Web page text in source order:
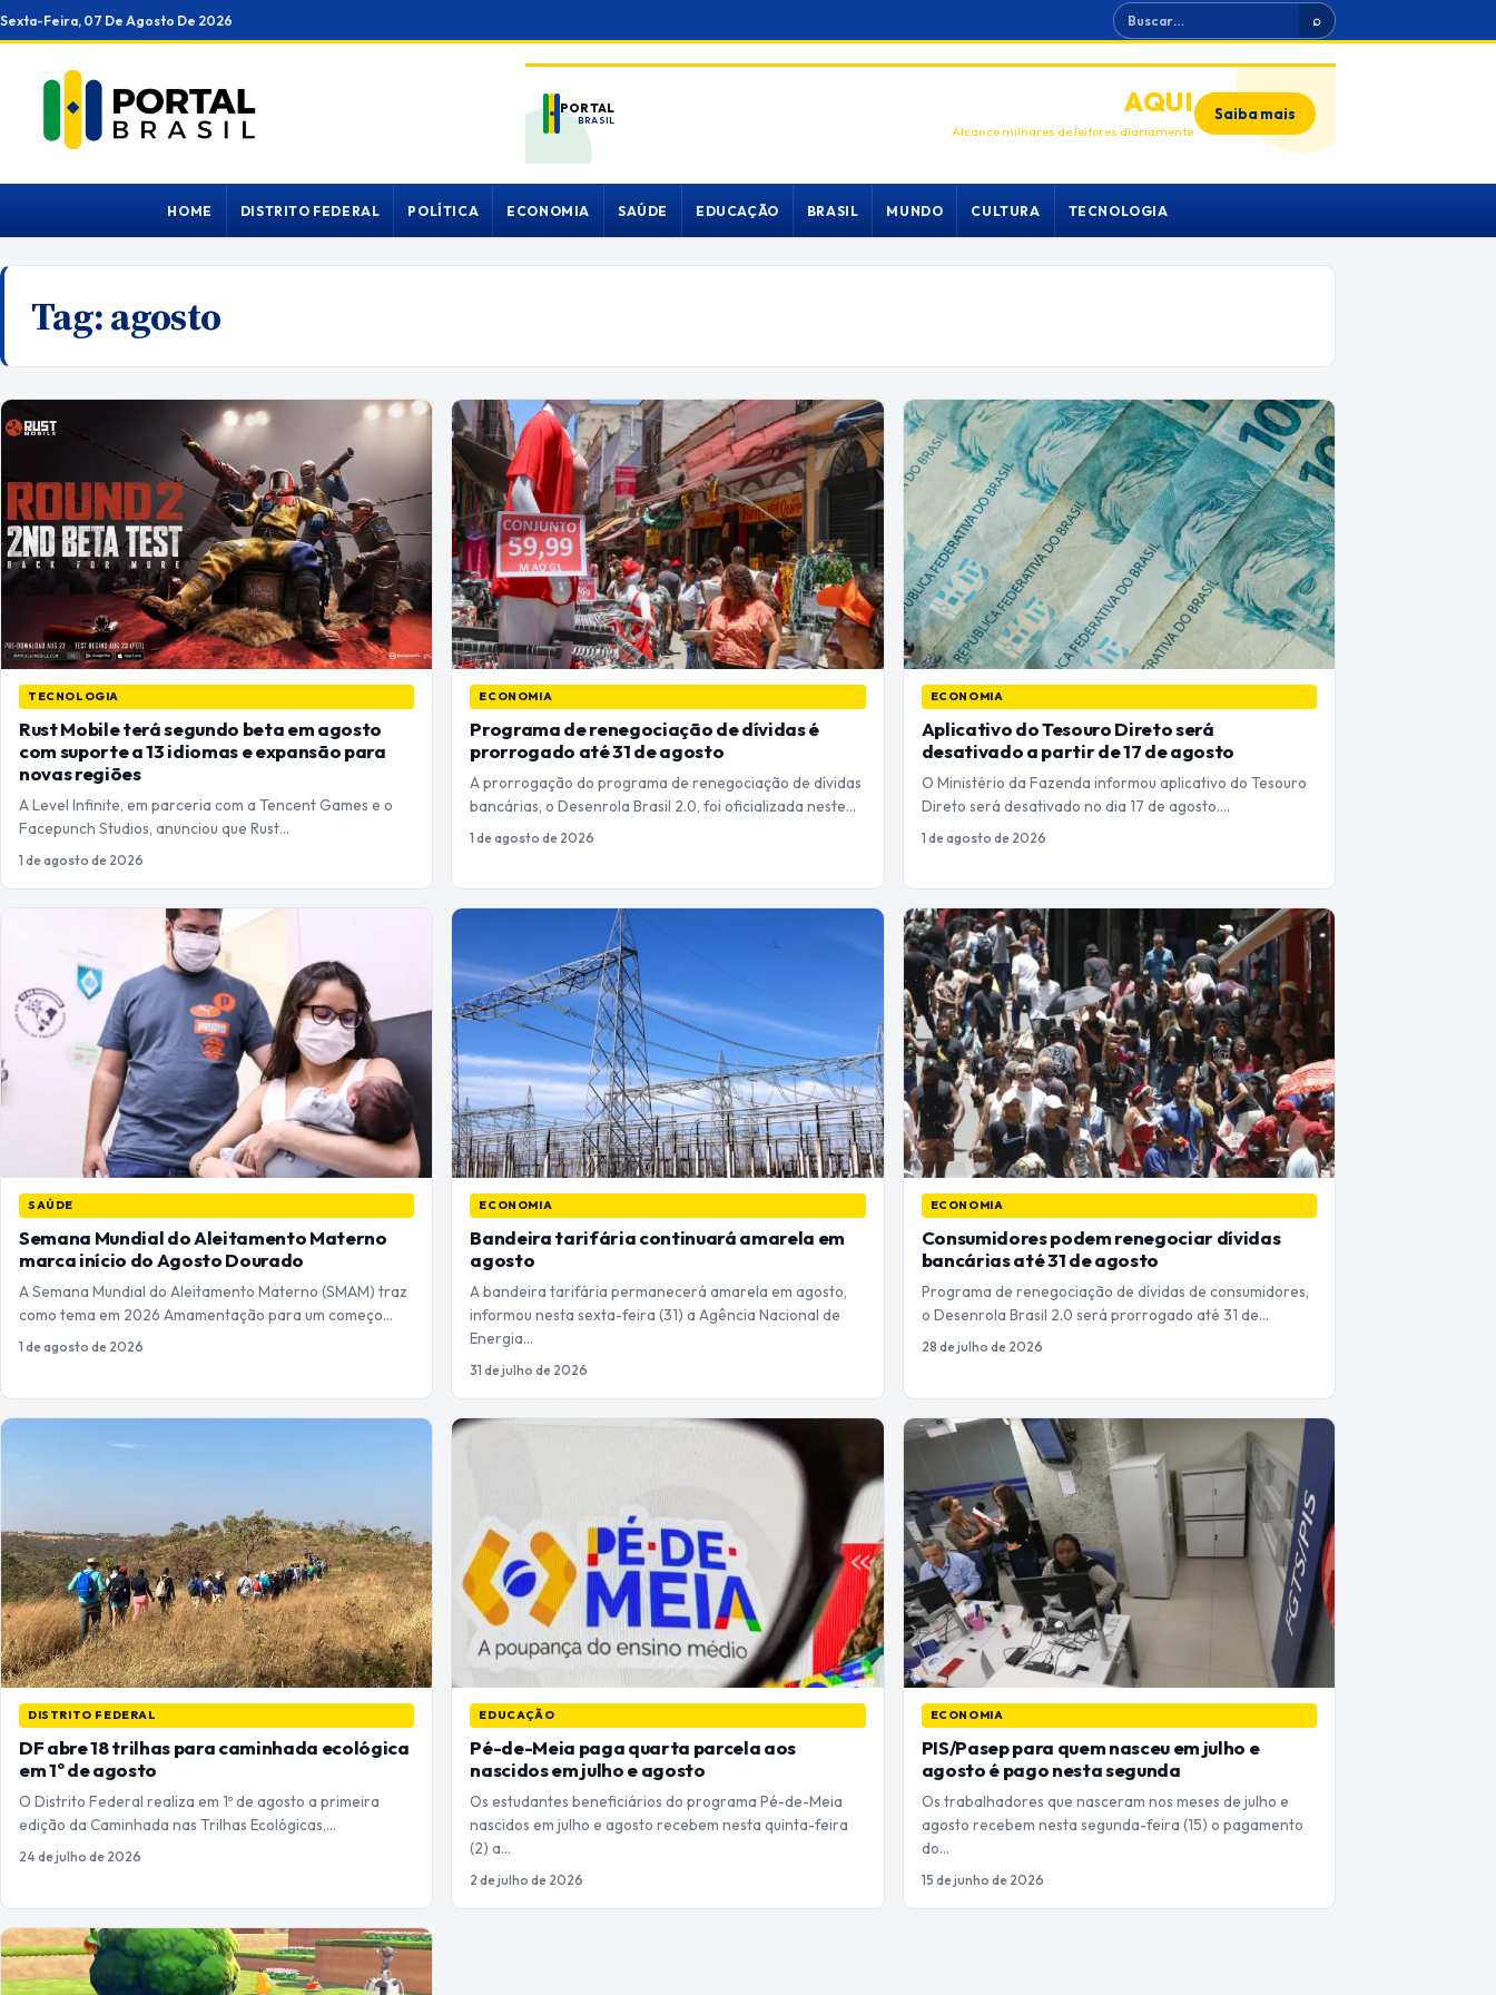
Ir
para
conteúdo
Sexta-Feira, 07 De Agosto De 2026 Buscar ⌕
PORTAL
BRASIL
ANUNCIEAQUI
Alcance milhares de leitores diariamente
Saiba mais
HOME DISTRITO FEDERAL POLÍTICA ECONOMIA SAÚDE EDUCAÇÃO BRASIL MUNDO CULTURA TECNOLOGIA
Tag:agosto
TECNOLOGIA
Rust Mobile terá segundo beta em agosto
com suporte a 13 idiomas e expansão para
novas regiões
A Level Infinite, em parceria com a Tencent Games e o
Facepunch Studios, anunciou que Rust…
1 de agosto de 2026
ECONOMIA
Programa de renegociação de dívidas é
prorrogado até 31 de agosto
A prorrogação do programa de renegociação de dívidas
bancárias, o Desenrola Brasil 2.0, foi oficializada neste…
1 de agosto de 2026
ECONOMIA
Aplicativo do Tesouro Direto será
desativado a partir de 17 de agosto
O Ministério da Fazenda informou aplicativo do Tesouro
Direto será desativado no dia 17 de agosto.…
1 de agosto de 2026
SAÚDE
Semana Mundial do Aleitamento Materno
marca início do Agosto Dourado
A Semana Mundial do Aleitamento Materno (SMAM) traz
como tema em 2026 Amamentação para um começo…
1 de agosto de 2026
ECONOMIA
Bandeira tarifária continuará amarela em
agosto
A bandeira tarifária permanecerá amarela em agosto,
informou nesta sexta-feira (31) a Agência Nacional de
Energia…
31 de julho de 2026
ECONOMIA
Consumidores podem renegociar dívidas
bancárias até 31 de agosto
Programa de renegociação de dívidas de consumidores,
o Desenrola Brasil 2.0 será prorrogado até 31 de…
28 de julho de 2026
DISTRITO FEDERAL
DF abre 18 trilhas para caminhada ecológica
em 1º de agosto
O Distrito Federal realiza em 1º de agosto a primeira
edição da Caminhada nas Trilhas Ecológicas,…
24 de julho de 2026
EDUCAÇÃO
Pé-de-Meia paga quarta parcela aos
nascidos em julho e agosto
Os estudantes beneficiários do programa Pé-de-Meia
nascidos em julho e agosto recebem nesta quinta-feira
(2) a…
2 de julho de 2026
ECONOMIA
PIS/Pasep para quem nasceu em julho e
agosto é pago nesta segunda
Os trabalhadores que nasceram nos meses de julho e
agosto recebem nesta segunda-feira (15) o pagamento
do…
15 de junho de 2026